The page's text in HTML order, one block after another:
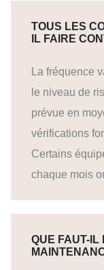
TOUS LES
IL FAIRE
La fréquence
le niveau de
prévue en
vérifications
Certains
chaque mois
QUE FAUT-IL